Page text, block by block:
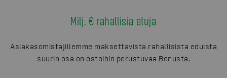
Milj. € rahallisia etuja
Asiakasomistajillemme maksettavista rahallisista eduista
suurin osa on ostoihin perustuvaa Bonusta.